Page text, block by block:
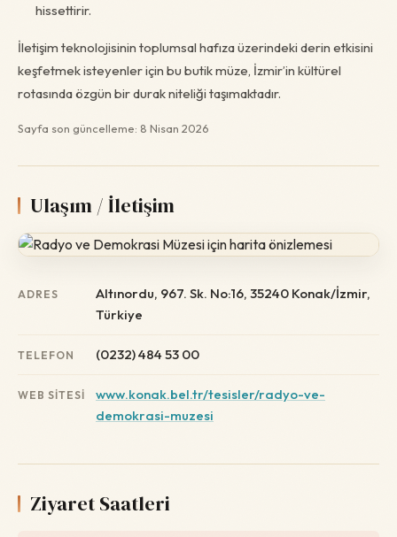
hissettirir.
İletişim teknolojisinin toplumsal hafıza üzerindeki derin etkisini
keşfetmek isteyenler için bu butik müze, İzmir’in kültürel
rotasında özgün bir durak niteliği taşımaktadır.
Sayfa son güncelleme: 8 Nisan 2026
Ulaşım / İletişim
ADRES
Altınordu, 967. Sk. No:16, 35240 Konak/İzmir,
Türkiye
TELEFON (0232) 484 53 00
WEB SITESI
www.konak.bel.tr/tesisler/radyo-ve-
demokrasi-muzesi
Ziyaret Saatleri